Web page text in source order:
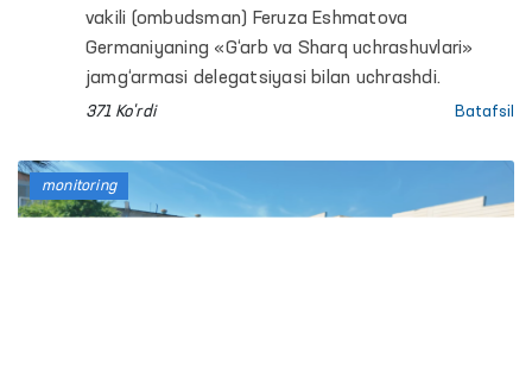
istiqbollarini muhokama qildi
vakili (ombudsman) Feruza Eshmatova
Germaniyaning «G‘arb va Sharq uchrashuvlari»
jamg‘armasi delegatsiyasi bilan uchrashdi.
371 Ko'rdi Batafsil
monitoring